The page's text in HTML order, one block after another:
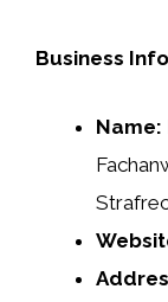
Business
Name: